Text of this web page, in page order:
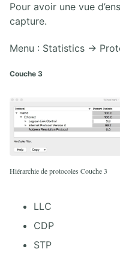
Pour avoir une vue
capture.
Menu : Statistics →
Couche 3
Hiérarchie de protocoles Couche 3
LLC
CDP
STP